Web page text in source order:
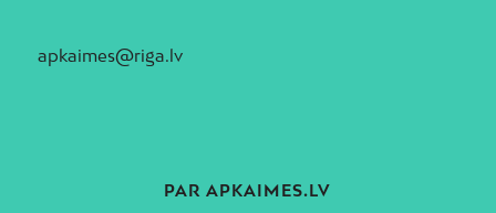
apkaimes@riga.lv
PAR APKAIMES.LV